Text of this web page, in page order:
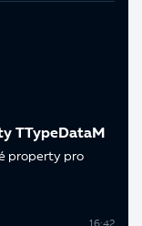
TTypeDataM
property pro